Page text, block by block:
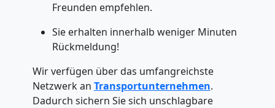
Freunden empfehlen.
Sie erhalten innerhalb weniger Minuten
Rückmeldung!
Wir verfügen über das umfangreichste
Netzwerk an Transportunternehmen.
Dadurch sichern Sie sich unschlagbare